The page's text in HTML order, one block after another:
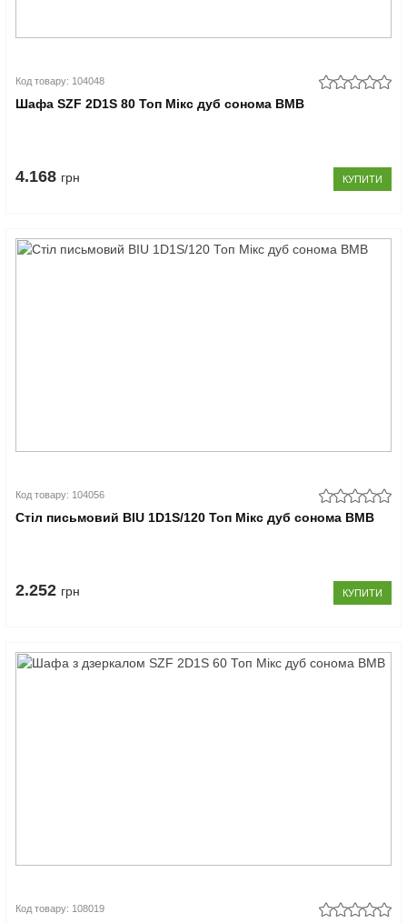
Код товару: 104048
Шафа SZF 2D1S 80 Топ Мікс дуб сонома ВМВ
4.168 грн КУПИТИ
Код товару: 104056
Стіл письмовий BIU 1D1S/120 Топ Мікс дуб сонома ВМВ
2.252 грн КУПИТИ
Код товару: 108019